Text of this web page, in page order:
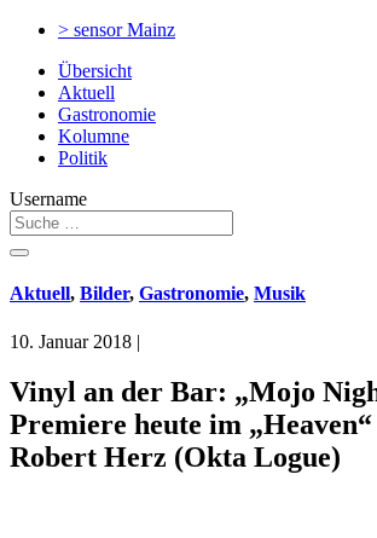
> sensorMainz
Übersicht
Aktuell
Gastronomie
Kolumne
Politik
Username
Aktuell, Bilder, Gastronomie, Musik
10. Januar 2018 |
Vinyl an der Bar: „Mojo
Premiere heute im
Robert Herz (Okta Logue)